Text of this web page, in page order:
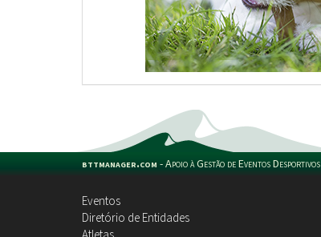
bttmanager.com -Apoio à Gestão de Eventos Desportivos
Eventos
Diretório de Entidades